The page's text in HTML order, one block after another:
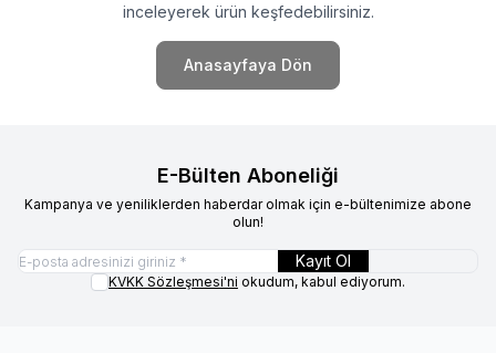
inceleyerek ürün keşfedebilirsiniz.
Anasayfaya Dön
E-Bülten Aboneliği
Kampanya ve yeniliklerden haberdar olmak için e-bültenimize abone
olun!
Kayıt Ol
KVKK Sözleşmesi'ni okudum, kabul ediyorum.